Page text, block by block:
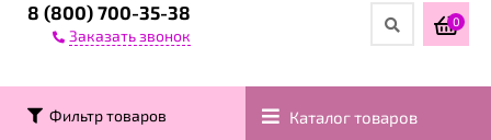
Контакты
8 (800) 700-35-38
Заказать звонок
0
Фильтр товаров Каталог товаров